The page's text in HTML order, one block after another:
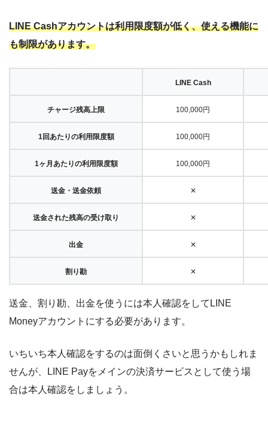
LINE Cashアカウントは利用限度額が低く、使える機能に
も制限があります。
LINE Cash
チャージ残高上限 100,000円
1回あたりの利用限度額 100,000円
1ヶ月あたりの利用限度額 100,000円
送金・送金依頼 ✕
送金された残高の受け取り ✕
出金 ✕
割り勘 ✕
送金、割り勘、出金を使うには本人確認をしてLINE
Moneyアカウントにする必要があります。
いちいち本人確認をするのは面倒くさいと思うかもしれま
せんが、LINE Payをメインの決済サービスとして使う場
合は本人確認をしましょう。